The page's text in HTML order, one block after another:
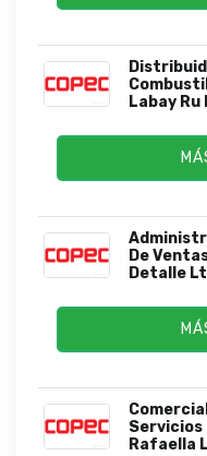
Labay Ru
De
Detalle
Servicios
Rafaella